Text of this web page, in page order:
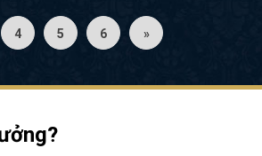
4 5 6 »